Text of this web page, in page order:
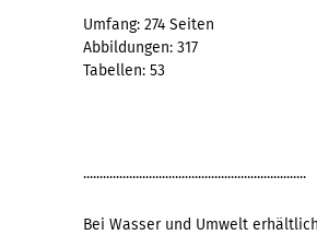
Umfang: 274 Seiten
Abbildungen: 317
Tabellen: 53
....................................................................
Bei Wasser und Umwelt